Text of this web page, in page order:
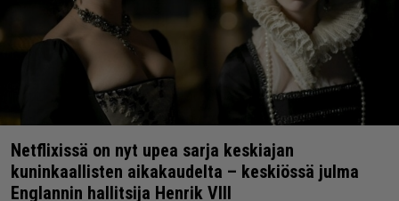
Netflixissä on nyt upea sarja keskiajan
kuninkaallisten aikakaudelta – keskiössä julma
Englannin hallitsija Henrik VIII